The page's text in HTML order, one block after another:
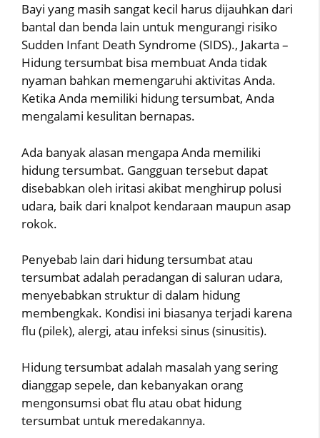
Bayi yang masih sangat kecil harus dijauhkan dari
bantal dan benda lain untuk mengurangi risiko
Sudden Infant Death Syndrome (SIDS)., Jakarta –
Hidung tersumbat bisa membuat Anda tidak
nyaman bahkan memengaruhi aktivitas Anda.
Ketika Anda memiliki hidung tersumbat, Anda
mengalami kesulitan bernapas.
Ada banyak alasan mengapa Anda memiliki
hidung tersumbat. Gangguan tersebut dapat
disebabkan oleh iritasi akibat menghirup polusi
udara, baik dari knalpot kendaraan maupun asap
rokok.
Penyebab lain dari hidung tersumbat atau
tersumbat adalah peradangan di saluran udara,
menyebabkan struktur di dalam hidung
membengkak. Kondisi ini biasanya terjadi karena
flu (pilek), alergi, atau infeksi sinus (sinusitis).
Hidung tersumbat adalah masalah yang sering
dianggap sepele, dan kebanyakan orang
mengonsumsi obat flu atau obat hidung
tersumbat untuk meredakannya.